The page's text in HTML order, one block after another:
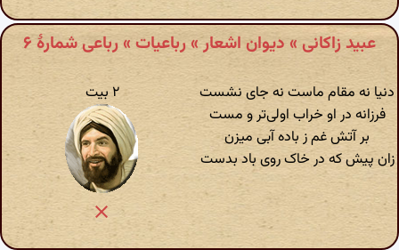
عبید زاکانی » دیوان اشعار » رباعیات » رباعی شمارهٔ ۶
دنیا نه مقام ماست نه جای نشست
فرزانه در او خراب اولی‌تر و مست
بر آتش غم ز باده آبی میزن
زان پیش که در خاک روی باد بدست
۲ بیت